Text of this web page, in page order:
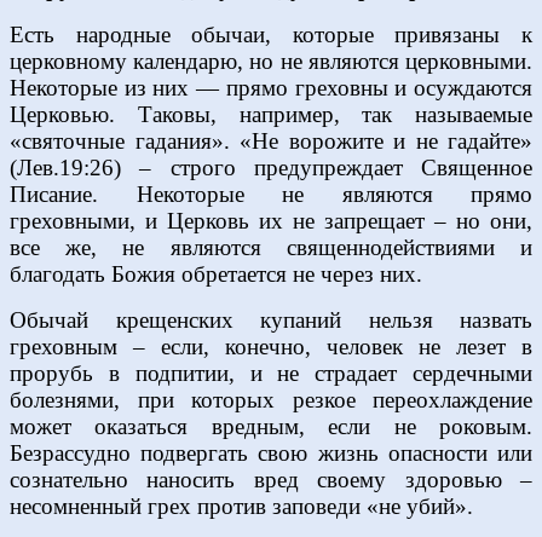
Есть народные обычаи, которые привязаны к
церковному календарю, но не являются церковными.
Некоторые из них — прямо греховны и осуждаются
Церковью. Таковы, например, так называемые
«святочные гадания». «Не ворожите и не гадайте»
(Лев.19:26) – строго предупреждает Священное
Писание. Некоторые не являются прямо
греховными, и Церковь их не запрещает – но они,
все же, не являются священнодействиями и
благодать Божия обретается не через них.
Обычай крещенских купаний нельзя назвать
греховным – если, конечно, человек не лезет в
прорубь в подпитии, и не страдает сердечными
болезнями, при которых резкое переохлаждение
может оказаться вредным, если не роковым.
Безрассудно подвергать свою жизнь опасности или
сознательно наносить вред своему здоровью –
несомненный грех против заповеди «не убий».